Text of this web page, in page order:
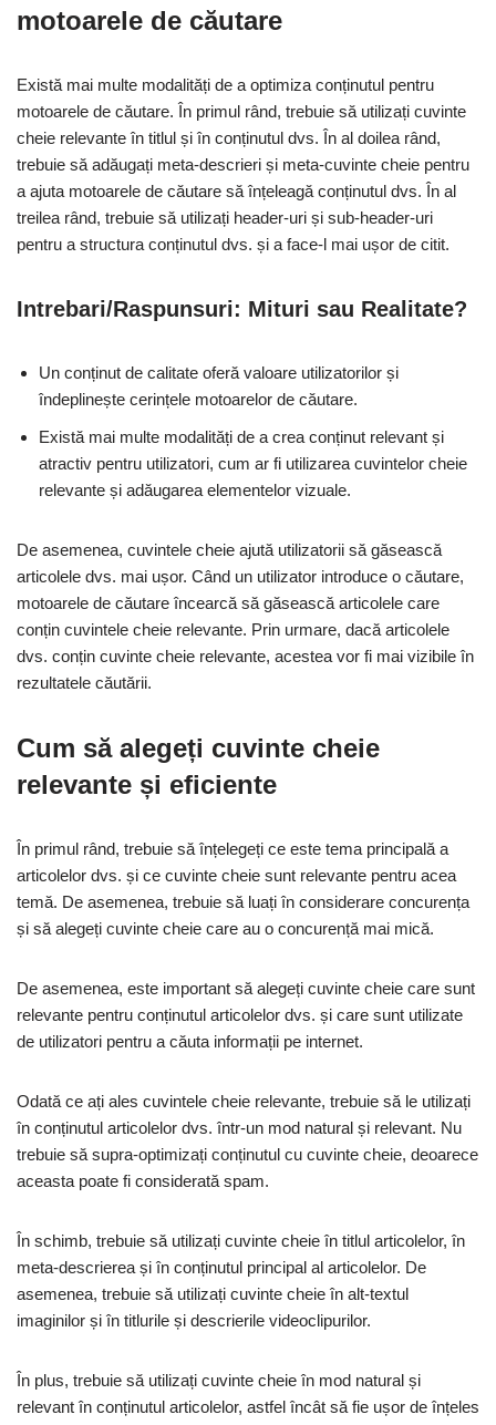
motoarele de căutare
Există mai multe modalități de a optimiza conținutul pentru
motoarele de căutare. În primul rând, trebuie să utilizați cuvinte
cheie relevante în titlul și în conținutul dvs. În al doilea rând,
trebuie să adăugați meta-descrieri și meta-cuvinte cheie pentru
a ajuta motoarele de căutare să înțeleagă conținutul dvs. În al
treilea rând, trebuie să utilizați header-uri și sub-header-uri
pentru a structura conținutul dvs. și a face-l mai ușor de citit.
Intrebari/Raspunsuri: Mituri sau Realitate?
Un conținut de calitate oferă valoare utilizatorilor și
îndeplinește cerințele motoarelor de căutare.
Există mai multe modalități de a crea conținut relevant și
atractiv pentru utilizatori, cum ar fi utilizarea cuvintelor cheie
relevante și adăugarea elementelor vizuale.
De asemenea, cuvintele cheie ajută utilizatorii să găsească
articolele dvs. mai ușor. Când un utilizator introduce o căutare,
motoarele de căutare încearcă să găsească articolele care
conțin cuvintele cheie relevante. Prin urmare, dacă articolele
dvs. conțin cuvinte cheie relevante, acestea vor fi mai vizibile în
rezultatele căutării.
Cum să alegeți cuvinte cheie
relevante și eficiente
În primul rând, trebuie să înțelegeți ce este tema principală a
articolelor dvs. și ce cuvinte cheie sunt relevante pentru acea
temă. De asemenea, trebuie să luați în considerare concurența
și să alegeți cuvinte cheie care au o concurență mai mică.
De asemenea, este important să alegeți cuvinte cheie care sunt
relevante pentru conținutul articolelor dvs. și care sunt utilizate
de utilizatori pentru a căuta informații pe internet.
Odată ce ați ales cuvintele cheie relevante, trebuie să le utilizați
în conținutul articolelor dvs. într-un mod natural și relevant. Nu
trebuie să supra-optimizați conținutul cu cuvinte cheie, deoarece
aceasta poate fi considerată spam.
În schimb, trebuie să utilizați cuvinte cheie în titlul articolelor, în
meta-descrierea și în conținutul principal al articolelor. De
asemenea, trebuie să utilizați cuvinte cheie în alt-textul
imaginilor și în titlurile și descrierile videoclipurilor.
În plus, trebuie să utilizați cuvinte cheie în mod natural și
relevant în conținutul articolelor, astfel încât să fie ușor de înțeles